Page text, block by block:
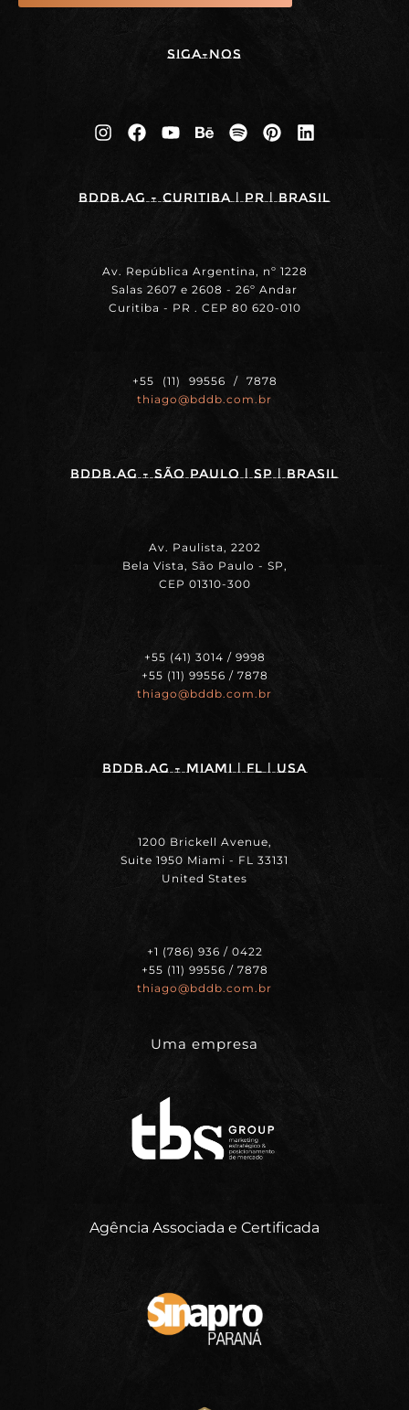
Siga-nos
BDDB.ag - Curitiba | PR | BRASIL
Av. República Argentina, nº 1228
Salas 2607 e 2608 - 26º Andar
Curitiba - PR . CEP 80 620-010
+55 (11) 99556 / 7878
thiago@bddb.com.br
BDDB.ag - SÃO PAULO | SP | BRASIL
Av. Paulista, 2202
Bela Vista, São Paulo - SP,
CEP 01310-300
+55 (41) 3014 / 9998
+55 (11) 99556 / 7878
thiago@bddb.com.br
BDDB.ag - MIAMI | FL | USA
1200 Brickell Avenue,
Suite 1950 Miami - FL 33131
United States
+1 (786) 936 / 0422
+55 (11) 99556 / 7878
thiago@bddb.com.br
Uma empresa
Agência Associada e Certificada